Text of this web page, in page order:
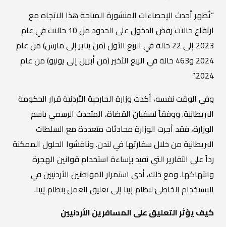
“تُظهر أحدث الإحصاءات المنشورة المتاحة هذا الاتجاه مع
ارتفاع حالات رفض الدخول على الحدود من 10 حالات في عام
2023 إلى 22 حالة في الربع الأول (من يناير إلى مارس) من عام
2024 و463 حالة في الربع الأخير (من أبريل إلى يونيو) من عام
2024.”
وفي الوقت نفسه، أكدت وزارة الخارجية الأردنية قرار الحكومة
البريطانية. ووفقاً لسفيان القضاة، المتحدث الرسمي باسم
الوزارة، فقد أجرت الوزارة محادثات متعددة مع السلطات
البريطانية من خلال سفارتها في لندن. وناقشوا الحلول الممكنة
رداً على التقارير التي تفيد بإساءة استخدام قوانين الهجرة
وانتهاكها. ومع ذلك، أدى استمرار المواطنين الأردنيين في
الاستخدام الخاطئ لنظام إيتا إلى تعليق العمل بنظام إيتا.
كيف يؤثر التعليق على المسافرين الأردنيين